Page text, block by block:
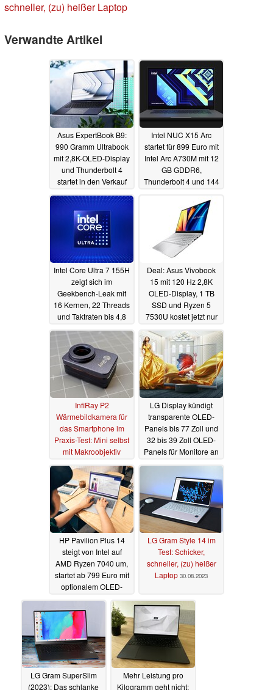
schneller, (zu) heißer Laptop
Verwandte Artikel
Asus ExpertBook B9:
990 Gramm Ultrabook
mit 2,8K-OLED-Display
und Thunderbolt 4
startet in den Verkauf
07.09.2023
Intel NUC X15 Arc
startet für 899 Euro mit
Intel Arc A730M mit 12
GB GDDR6,
Thunderbolt 4 und 144
Intel Core Ultra 7 155H
zeigt sich im
Geekbench-Leak mit
16 Kernen, 22 Threads
und Taktraten bis 4,8
GHz06.09.2023
Deal: Asus Vivobook
15 mit 120 Hz 2,8K
OLED-Display, 1 TB
SSD und Ryzen 5
7530U kostet jetzt nur
799 Euro 05.09.2023
InfiRay P2
Wärmebildkamera für
das Smartphone im
Praxis-Test: Mini selbst
mit Makroobjektiv
05.09.2023
LG Display kündigt
transparente OLED-
Panels bis 77 Zoll und
32 bis 39 Zoll OLED-
Panels für Monitore an
04.09.2023
HP Pavilion Plus 14
steigt von Intel auf
AMD Ryzen 7040 um,
startet ab 799 Euro mit
optionalem OLED-
Display31.08.2023
LG Gram Style 14 im
Test: Schicker,
schneller, (zu) heißer
Laptop 30.08.2023
LG Gram SuperSlim
(2023): Das schlanke
Mehr Leistung pro
Kilogramm geht nicht: